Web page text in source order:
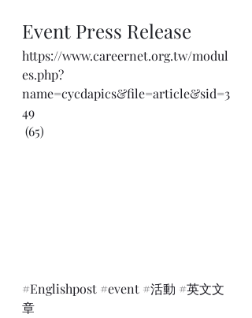
Event Press Release
https://www.careernet.org.tw/modul
es.php?
name=cycdapics&file=article&sid=3
49
(65)
#Englishpost #event #活動 #英文文
章